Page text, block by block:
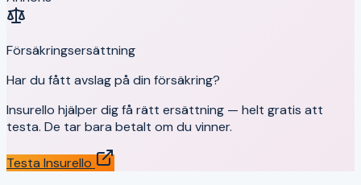
Försäkringsersättning
Har du fått avslag på din försäkring?
Insurello hjälper dig få rätt ersättning — helt gratis att
testa. De tar bara betalt om du vinner.
Testa Insurello